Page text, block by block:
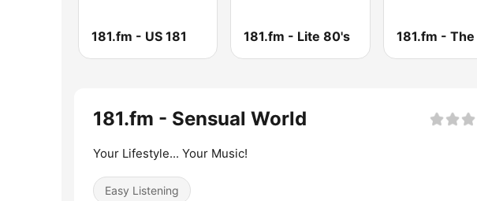
181.fm - US 181 181.fm - Lite 80's 181.fm -
181.fm - Sensual World
Your Lifestyle... Your Music!
Easy Listening